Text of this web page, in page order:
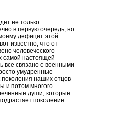
не только
в первую очередь, но
дефицит этой
известно, что от
человеческого
самой настоящей
все связано с военными
умудренные
поколения наших отцов
и потом многого
души, которые
поколение